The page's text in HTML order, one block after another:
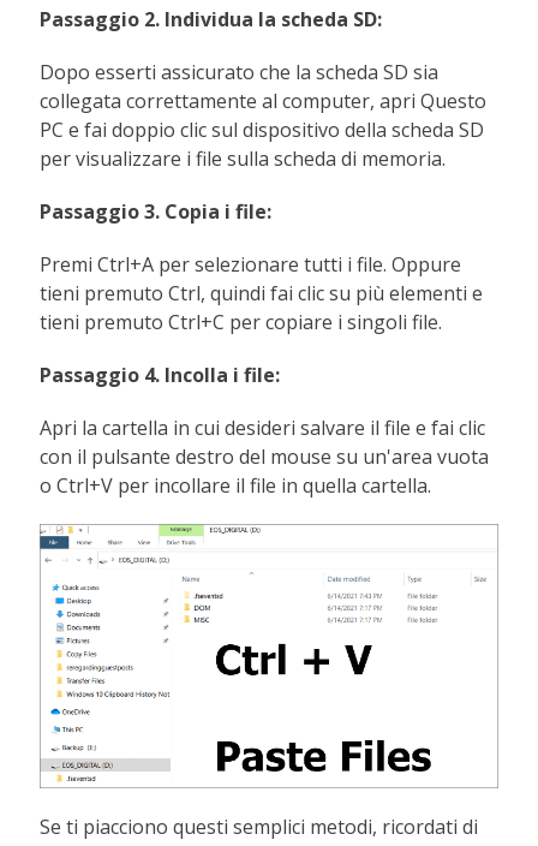
Passaggio 2. Individua la scheda SD:
Dopo esserti assicurato che la scheda SD sia
collegata correttamente al computer, apri Questo
PC e fai doppio clic sul dispositivo della scheda SD
per visualizzare i file sulla scheda di memoria.
Passaggio 3. Copia i file:
Premi Ctrl+A per selezionare tutti i file. Oppure
tieni premuto Ctrl, quindi fai clic su più elementi e
tieni premuto Ctrl+C per copiare i singoli file.
Passaggio 4. Incolla i file:
Apri la cartella in cui desideri salvare il file e fai clic
con il pulsante destro del mouse su un'area vuota
o Ctrl+V per incollare il file in quella cartella.
Se ti piacciono questi semplici metodi, ricordati di